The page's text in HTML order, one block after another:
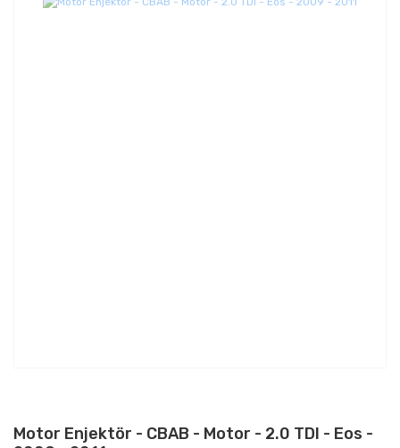
Motor Enjektör - CBAB - Motor - 2.0 TDI - Eos -